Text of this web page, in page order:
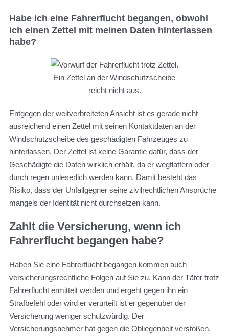
Habe ich eine Fahrerflucht begangen, obwohl
ich einen Zettel mit meinen Daten hinterlassen
habe?
Ein Zettel an der Windschutzscheibe
reicht nicht aus.
Entgegen der weitverbreiteten Ansicht ist es gerade nicht
ausreichend einen Zettel mit seinen Kontaktdaten an der
Windschutzscheibe des geschädigten Fahrzeuges zu
hinterlassen. Der Zettel ist keine Garantie dafür, dass der
Geschädigte die Daten wirklich erhält, da er wegflattern oder
durch regen unleserlich werden kann. Damit besteht das
Risiko, dass der Unfallgegner seine zivilrechtlichen Ansprüche
mangels der Identität nicht durchsetzen kann.
Zahlt die Versicherung, wenn ich
Fahrerflucht begangen habe?
Haben Sie eine Fahrerflucht begangen kommen auch
versicherungsrechtliche Folgen auf Sie zu. Kann der Täter trotz
Fahrerflucht ermittelt werden und ergeht gegen ihn ein
Strafbefehl oder wird er verurteilt ist er gegenüber der
Versicherung weniger schutzwürdig. Der
Versicherungsnehmer hat gegen die Obliegenheit verstoßen,